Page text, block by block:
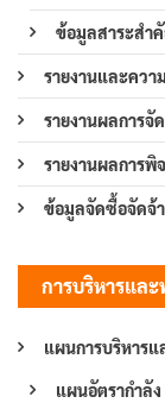
ข้อมูลสาระส
รายงานและควา
รายงานผลการจั
รายงานผลการพิ
ข้อมูลจัดซื้อจัดจ้า
การบริหารแล
แผนการบริหาร
แผนอัตรากำลัง